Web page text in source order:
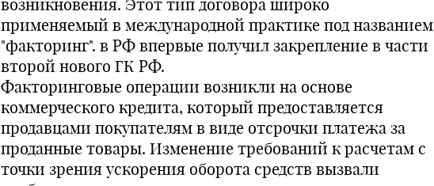
возникновения. Этот тип договора широко
применяемый в международной практике под названием
"факторинг". в РФ впервые получил закрепление в части
второй нового ГК РФ.
Факторинговые операции возникли на основе
коммерческого кредита, который предоставляется
продавцами покупателям в виде отсрочки платежа за
проданные товары. Изменение требований к расчетам с
точки зрения ускорения оборота средств вызвали